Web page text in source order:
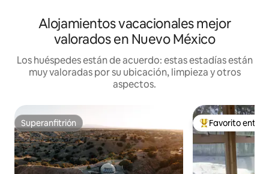
Alojamientos vacacionales mejor
valorados en Nuevo México
Los huéspedes están de acuerdo: estas estadías están
muy valoradas por su ubicación, limpieza y otros
aspectos.
Superanfitrión
Superanfitrión Favorito entre
Favorito entre